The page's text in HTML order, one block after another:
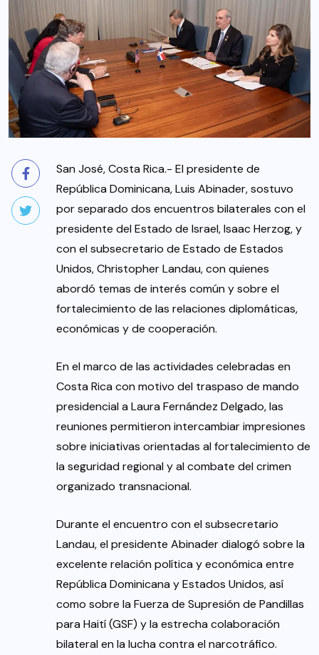
San José, Costa Rica.- El presidente de
República Dominicana, Luis Abinader, sostuvo
por separado dos encuentros bilaterales con el
presidente del Estado de Israel, Isaac Herzog, y
con el subsecretario de Estado de Estados
Unidos, Christopher Landau, con quienes
abordó temas de interés común y sobre el
fortalecimiento de las relaciones diplomáticas,
económicas y de cooperación.
En el marco de las actividades celebradas en
Costa Rica con motivo del traspaso de mando
presidencial a Laura Fernández Delgado, las
reuniones permitieron intercambiar impresiones
sobre iniciativas orientadas al fortalecimiento de
la seguridad regional y al combate del crimen
organizado transnacional.
Durante el encuentro con el subsecretario
Landau, el presidente Abinader dialogó sobre la
excelente relación política y económica entre
República Dominicana y Estados Unidos, así
como sobre la Fuerza de Supresión de Pandillas
para Haití (GSF) y la estrecha colaboración
bilateral en la lucha contra el narcotráfico.